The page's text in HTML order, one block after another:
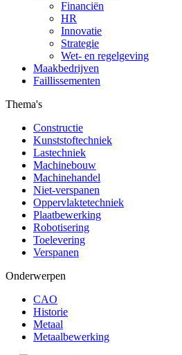
Financiën
HR
Innovatie
Strategie
Wet- en regelgeving
Maakbedrijven
Faillissementen
Thema's
Constructie
Kunststoftechniek
Lastechniek
Machinebouw
Machinehandel
Niet-verspanen
Oppervlaktetechniek
Plaatbewerking
Robotisering
Toelevering
Verspanen
Onderwerpen
CAO
Historie
Metaal
Metaalbewerking